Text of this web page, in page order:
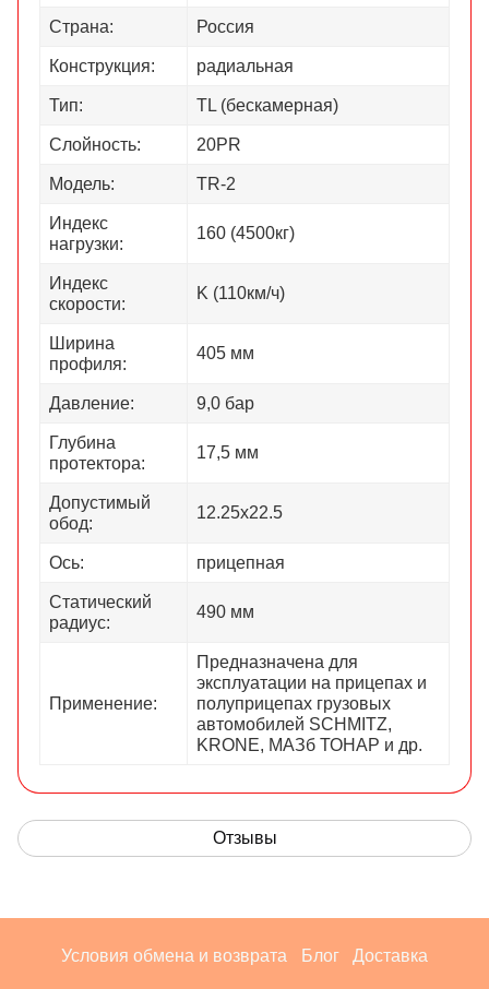
Страна: Россия
Конструкция: радиальная
Тип: TL (бескамерная)
Слойность: 20PR
Модель: TR-2
Индекс
нагрузки:
160 (4500кг)
Индекс
скорости:
K (110км/ч)
Ширина
профиля:
405 мм
Давление: 9,0 бар
Глубина
протектора:
17,5 мм
Допустимый
обод:
12.25х22.5
Ось: прицепная
Статический
радиус:
490 мм
Применение:
Предназначена для
эксплуатации на прицепах и
полуприцепах грузовых
автомобилей SCHMITZ,
KRONE, МАЗб ТОНАР и др.
Отзывы
Условия обмена и возврата Блог Доставка